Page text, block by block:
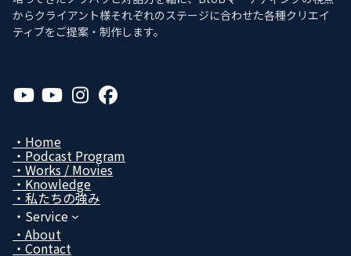
からクライアント様それぞれのステージに合わせた各種クリエイ
ティブをご提案・制作します。
ア
イ
リ
ン
ク
ア
イ
リ
ン
ク
ア
イ
ン
ク
ア
イ
ン
ク
Home
Podcast Program
Works / Movies
Know­ledge
私たちの強み
Service
About
Contact